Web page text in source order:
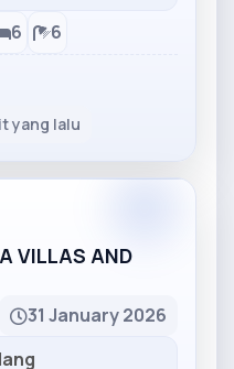
6 6
yang lalu
VILLAS AND
31 January 2026